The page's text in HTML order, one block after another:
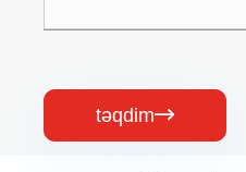
təqdim